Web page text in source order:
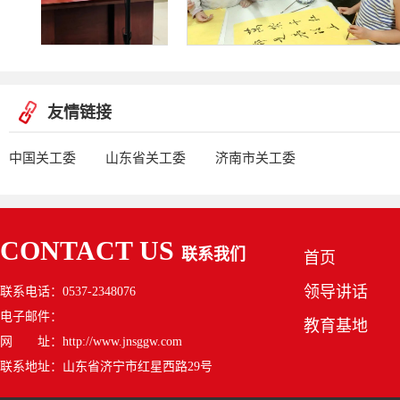
友情链接
中国关工委 山东省关工委 济南市关工委
CONTACT US 联系我们
联系电话：0537-2348076
电子邮件：
网 址：http://www.jnsggw.com
联系地址：山东省济宁市红星西路29号
首页
领导讲话
教育基地